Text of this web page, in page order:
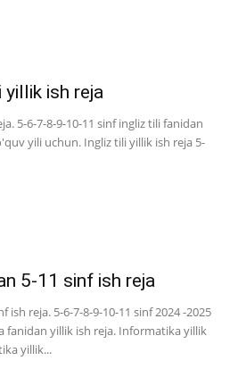
ish reja
5-6-7-8-9-10-11 sinf ingliz tili fanidan
yili uchun. Ingliz tili yillik ish reja 5-
5-11 sinf ish reja
reja. 5-6-7-8-9-10-11 sinf 2024 -2025
yillik ish reja. Informatika yillik
yillik...